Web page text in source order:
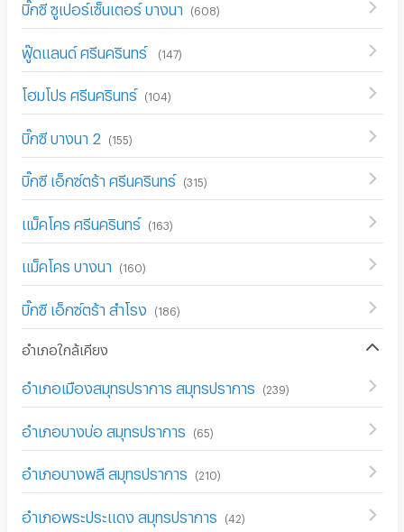
บิ๊กซี ซูเปอร์เซ็นเตอร์ บางนา (608)
ฟู๊ดแลนด์ ศรีนครินทร์ (147)
โฮมโปร ศรีนครินทร์ (104 )
บิ๊กซี บางนา 2 (155)
บิ๊กซี เอ็กซ์ตร้า ศรีนครินทร์ (315)
แม็คโคร ศรีนครินทร์ (163)
แม็คโคร บางนา (160)
บิ๊กซี เอ็กซ์ตร้า สำโรง (186)
อำเภอใกล้เคียง
อำเภอเมืองสมุทรปราการ สมุทรปราการ (239)
อำเภอบางบ่อ สมุทรปราการ (65)
อำเภอบางพลี สมุทรปราการ (210)
อำเภอพระประแดง สมุทรปราการ (42)